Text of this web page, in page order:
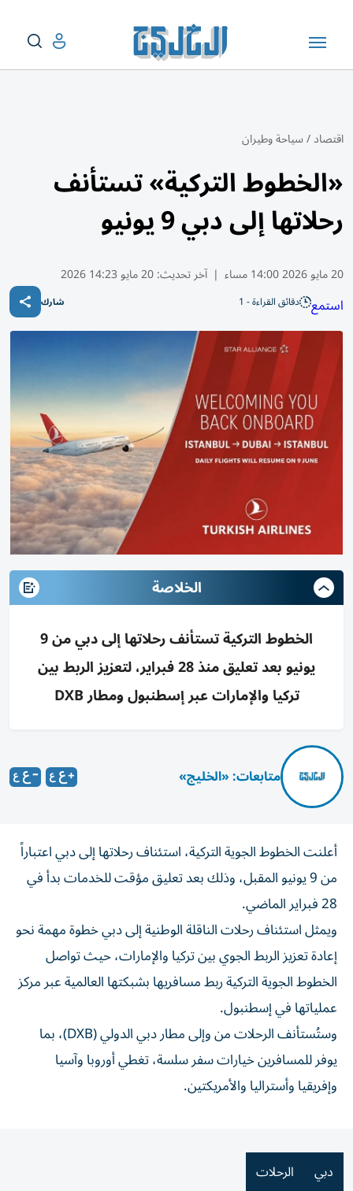
اقتصاد/سياحة وطيران
«الخطوط التركية» تستأنف
رحلاتها إلى دبي 9 يونيو
20 مايو 2026 14:00 مساء | آخر تحديث:20 مايو 14:23 2026
استمع دقائق القراءة - 1 شارك
الخلاصة
الخطوط التركية تستأنف رحلاتها إلى دبي من 9
يونيو بعد تعليق منذ 28 فبراير، لتعزيز الربط بين
تركيا والإمارات عبر إسطنبول ومطار DXB
متابعات: «الخليج»
أعلنت الخطوط الجوية التركية، استئناف رحلاتها إلى دبي اعتباراً
من 9 يونيو المقبل، وذلك بعد تعليق مؤقت للخدمات بدأ في
28 فبراير الماضي.
ويمثل استئناف رحلات الناقلة الوطنية إلى دبي خطوة مهمة نحو
إعادة تعزيز الربط الجوي بين تركيا والإمارات، حيث تواصل
الخطوط الجوية التركية ربط مسافريها بشبكتها العالمية عبر مركز
عملياتها في إسطنبول.
وستُستأنف الرحلات من وإلى مطار دبي الدولي (DXB)، بما
يوفر للمسافرين خيارات سفر سلسة، تغطي أوروبا وآسيا
وإفريقيا وأستراليا والأمريكتين.
دبي الرحلات